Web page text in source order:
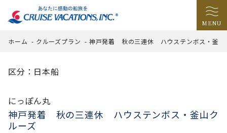
MENU
ホーム - クルーズプラン - 神戸発着 秋の三連休 ハウステンボス・釜山
区分：日本船
にっぽん丸
神戸発着 秋の三連休 ハウステンボス・釜山ク
ルーズ